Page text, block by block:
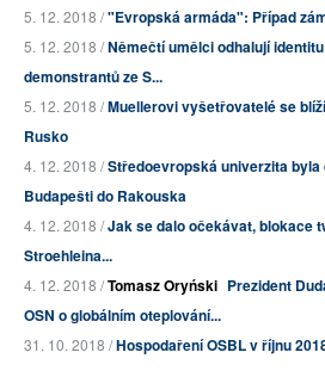
5. 12. 2018 /"Evropská armáda": Případ
5. 12. 2018 /Němečtí umělci odhalují
demonstrantů ze S...
5. 12. 2018 /Muellerovi vyšetřovatelé se
Rusko
4. 12. 2018 /Středoevropská univerzita byla
Budapešti do Rakouska
4. 12. 2018 /Jak se dalo očekávat, blokace
Stroehleina...
4. 12. 2018 /Tomasz Oryński Prezident
OSN o globálním oteplování...
31. 10. 2018 /Hospodaření OSBL v říjnu